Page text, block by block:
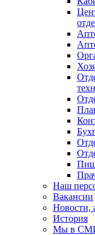
Наш
Вакансии
Новости,
История
Мы в